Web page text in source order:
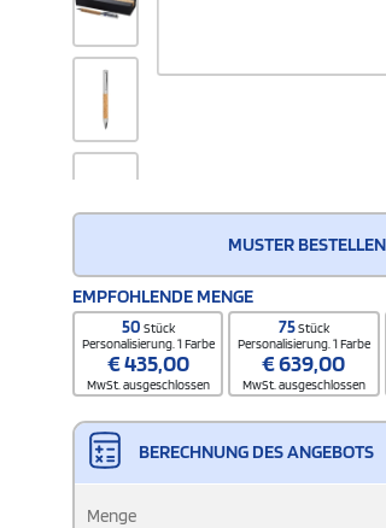
MUSTER BESTELLEN
EMPFOHLENDE MENGE
50 Stück
Personalisierung. 1 Farbe
€435,00
MwSt. ausgeschlossen
75Stück
Personalisierung. 1 Farbe
€639,00
MwSt. ausgeschlossen
BERECHNUNG DES ANGEBOTS
Menge